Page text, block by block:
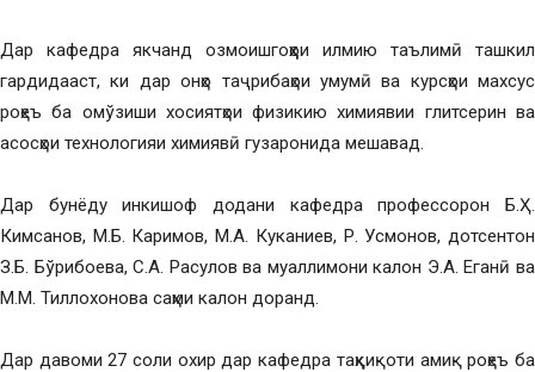
Дар кафедра якчанд озмоишгоҳҳои илмию таълимӣ ташкил
гардидааст, ки дар онҳо таҷрибаҳои умумӣ ва курсҳои махсус
роҳеъ ба омўзиши хосиятҳои физикию химиявии глитсерин ва
асосҳои технологияи химиявӣ гузаронида мешавад.
Дар бунёду инкишоф додани кафедра профессорон Б.Ҳ.
Кимсанов, М.Б. Каримов, М.А. Куканиев, Р. Усмонов, дотсентон
З.Б. Бўрибоева, С.А. Расулов ва муаллимони калон Э.А. Еганӣ ва
М.М. Тиллохонова саҳми калон доранд.
Дар давоми 27 соли охир дар кафедра таҳқиқоти амиқ роҳеъ ба